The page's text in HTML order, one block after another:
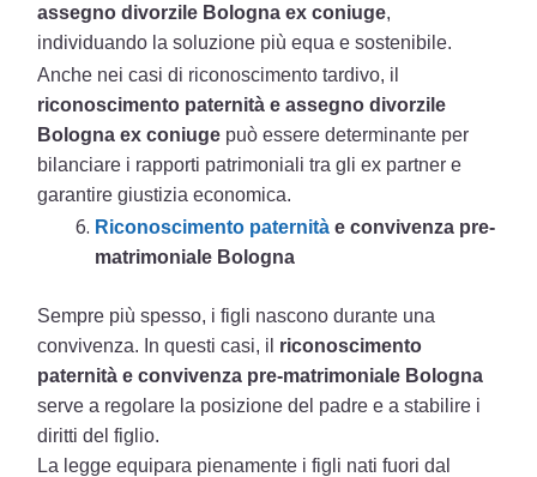
assegno divorzile Bologna ex coniuge,
individuando la soluzione più equa e sostenibile.
Anche nei casi di riconoscimento tardivo, il
riconoscimento paternità e assegno divorzile
Bologna ex coniuge può essere determinante per
bilanciare i rapporti patrimoniali tra gli ex partner e
garantire giustizia economica.
Riconoscimento paternità e convivenza pre-
matrimoniale Bologna
Sempre più spesso, i figli nascono durante una
convivenza. In questi casi, il riconoscimento
paternità e convivenza pre-matrimoniale Bologna
serve a regolare la posizione del padre e a stabilire i
diritti del figlio.
La legge equipara pienamente i figli nati fuori dal